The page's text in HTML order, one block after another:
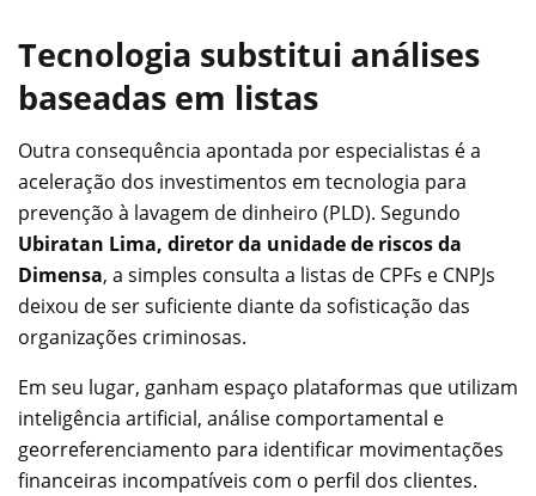
Tecnologia substitui análises
baseadas em listas
Outra consequência apontada por especialistas é a
aceleração dos investimentos em tecnologia para
prevenção à lavagem de dinheiro (PLD). Segundo
Ubiratan Lima, diretor da unidade de riscos da
Dimensa, a simples consulta a listas de CPFs e CNPJs
deixou de ser suficiente diante da sofisticação das
organizações criminosas.
Em seu lugar, ganham espaço plataformas que utilizam
inteligência artificial, análise comportamental e
georreferenciamento para identificar movimentações
financeiras incompatíveis com o perfil dos clientes.